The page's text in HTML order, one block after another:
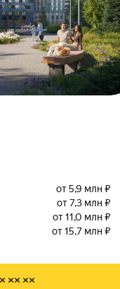
от 5,9 млн ₽
от 7,3 млн ₽
от 11,0 млн ₽
от 15,7 млн ₽
×× ××